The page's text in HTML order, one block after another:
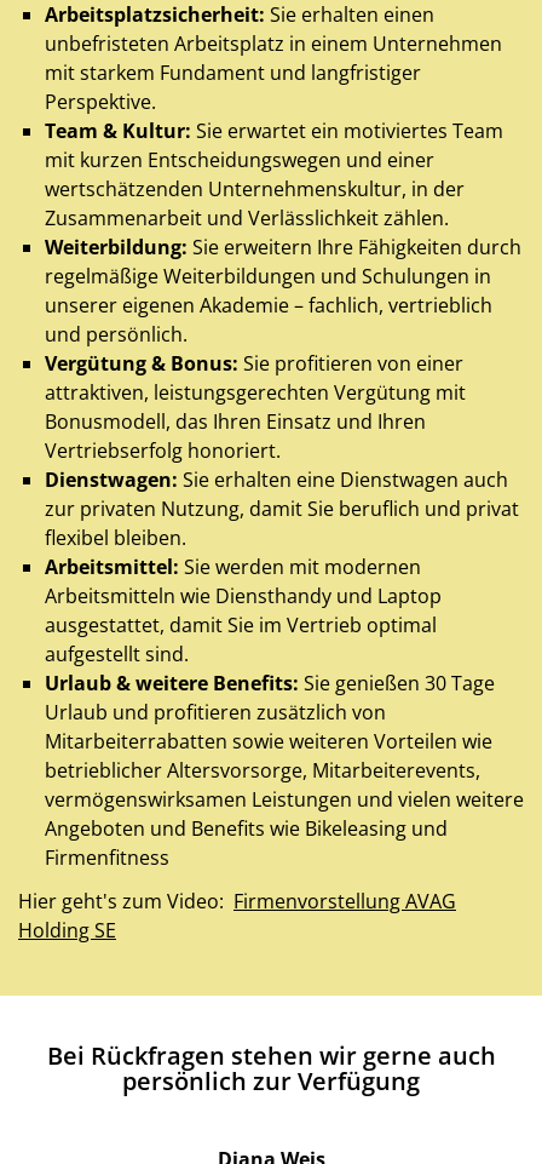
Arbeitsplatzsicherheit: Sie erhalten einen
unbefristeten Arbeitsplatz in einem Unternehmen
mit starkem Fundament und langfristiger
Perspektive.
Team & Kultur: Sie erwartet ein motiviertes Team
mit kurzen Entscheidungswegen und einer
wertschätzenden Unternehmenskultur, in der
Zusammenarbeit und Verlässlichkeit zählen.
Weiterbildung: Sie erweitern Ihre Fähigkeiten durch
regelmäßige Weiterbildungen und Schulungen in
unserer eigenen Akademie – fachlich, vertrieblich
und persönlich.
Vergütung & Bonus: Sie profitieren von einer
attraktiven, leistungsgerechten Vergütung mit
Bonusmodell, das Ihren Einsatz und Ihren
Vertriebserfolg honoriert.
Dienstwagen: Sie erhalten eine Dienstwagen auch
zur privaten Nutzung, damit Sie beruflich und privat
flexibel bleiben.
Arbeitsmittel: Sie werden mit modernen
Arbeitsmitteln wie Diensthandy und Laptop
ausgestattet, damit Sie im Vertrieb optimal
aufgestellt sind.
Urlaub & weitere Benefits: Sie genießen 30 Tage
Urlaub und profitieren zusätzlich von
Mitarbeiterrabatten sowie weiteren Vorteilen wie
betrieblicher Altersvorsorge, Mitarbeiterevents,
vermögenswirksamen Leistungen und vielen weitere
Angeboten und Benefits wie Bikeleasing und
Firmenfitness
Hier geht's zum Video: Firmenvorstellung AVAG
Holding SE
Bei Rückfragen stehen wir gerne auch
persönlich zur Verfügung